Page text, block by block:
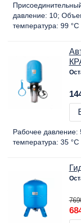
давление: 10
температура: 99 °C
Рабочее давление:
температура: 35 °C